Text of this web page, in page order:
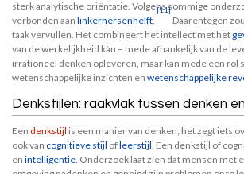
sterk analytische oriëntatie. Volgens sommige
verbonden aan linkerhersenhelft
[11]
Daarentegen
taak vervullen. Het combineert het intellect met het
van de werkelijkheid kàn – mede afhankelijk van de
irrationeel denken opleveren, maar kan mede een
wetenschappelijke inzichten en wetenschappelijke
Denkstijlen: raakvlak tussen denken
Een denkstijl is een manier van denken; het zegt iets
ook van cognitieve stijl ofleerstijl. Een denkstijl of
en intelligentie. Onderzoek laat zien dat mensen met